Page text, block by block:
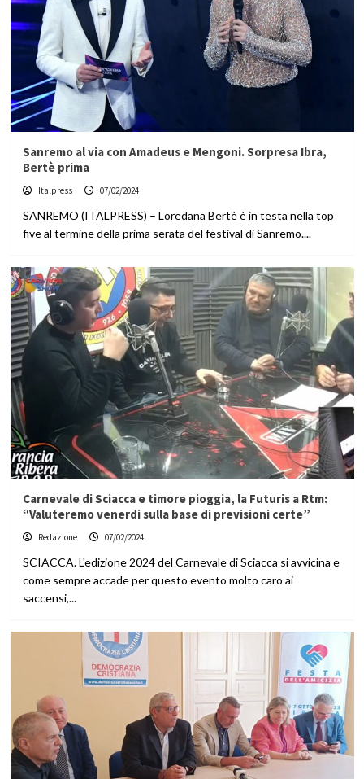
Sanremo al via con Amadeus e Mengoni. Sorpresa Ibra,
Bertè prima
Italpress 07/02/2024
SANREMO (ITALPRESS) – Loredana Bertè è in testa nella top
five al termine della prima serata del festival di Sanremo....
Carnevale di Sciacca e timore pioggia, la Futuris a Rtm:
“Valuteremo venerdi sulla base di previsioni certe”
Redazione 07/02/2024
SCIACCA. L'edizione 2024 del Carnevale di Sciacca si avvicina e
come sempre accade per questo evento molto caro ai
saccensi,...